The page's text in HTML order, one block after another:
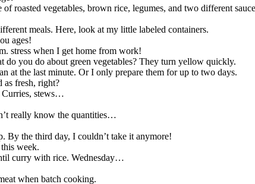
roasted vegetables, brown rice, legumes, and two different
meals. Here, look at my little labeled containers.
ages!
stress when I get home from work!
you do about green vegetables? They turn yellow quickly.
at the last minute. Or I only prepare them for up to two days.
as fresh, right?
Curries, stews…
really know the quantities…
By the third day, I couldn’t take it anymore!
week.
curry with rice. Wednesday…
when batch cooking.